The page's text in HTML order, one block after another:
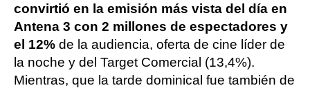
convirtió en la emisión más vista del día en
Antena 3 con 2 millones de espectadores y
el 12% de la audiencia, oferta de cine líder de
la noche y del Target Comercial (13,4%).
Mientras, que la tarde dominical fue también de